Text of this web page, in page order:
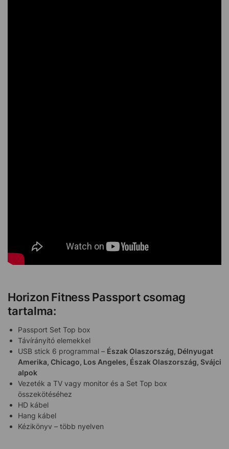
Horizon Fitness Passport csomag
tartalma:
Passport Set Top box
Távírányító elemekkel
USB stick 6 programmal – Észak Olaszország, Délnyugat
Amerika, Chicago, Los Angeles, Észak Olaszország, Svájci
alpok
Vezeték a TV vagy monitor és a Set Top box
összekötéséhez
HD kábel
Hang kábel
Kézikönyv – több nyelven